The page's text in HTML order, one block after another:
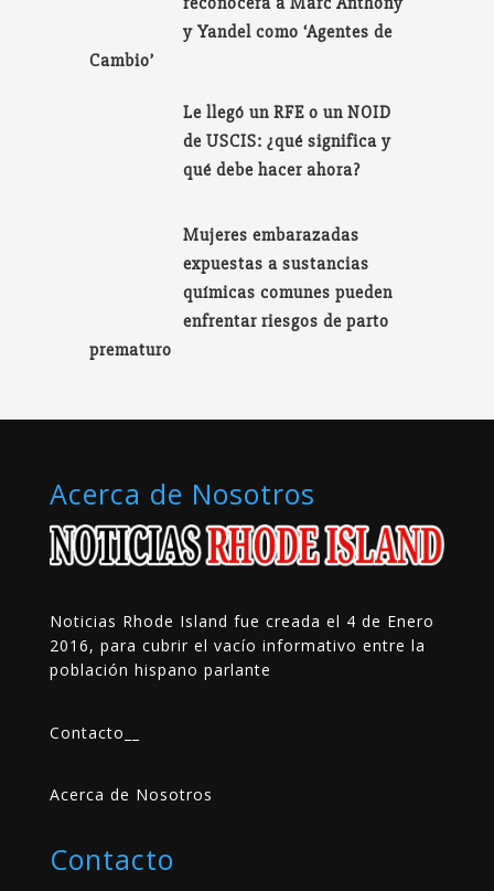
y Yandel como ‘Agentes de
Cambio’
Le llegó un RFE o un NOID
de USCIS: ¿qué significa y
qué debe hacer ahora?
Mujeres embarazadas
expuestas a sustancias
químicas comunes pueden
enfrentar riesgos de parto
prematuro
Acerca de Nosotros
Noticias Rhode Island fue creada el 4 de Enero
2016, para cubrir el vacío informativo entre la
población hispano parlante
Contacto
Acerca de Nosotros
Contacto